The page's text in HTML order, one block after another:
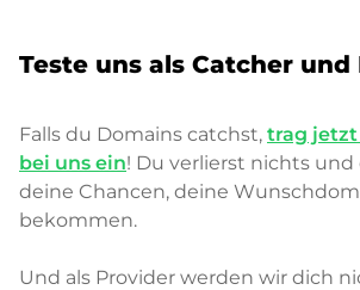
Teste uns als Catcher und
Falls du Domains catchst, trag
bei uns ein! Du verlierst nichts
deine Chancen, deine
bekommen.
Und als Provider werden wir dich